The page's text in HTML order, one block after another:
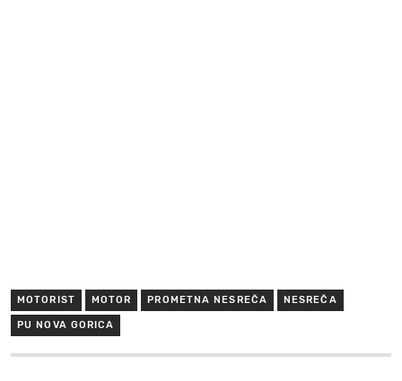
MOTORIST MOTOR PROMETNA NESREČA NESREČA
PU NOVA GORICA